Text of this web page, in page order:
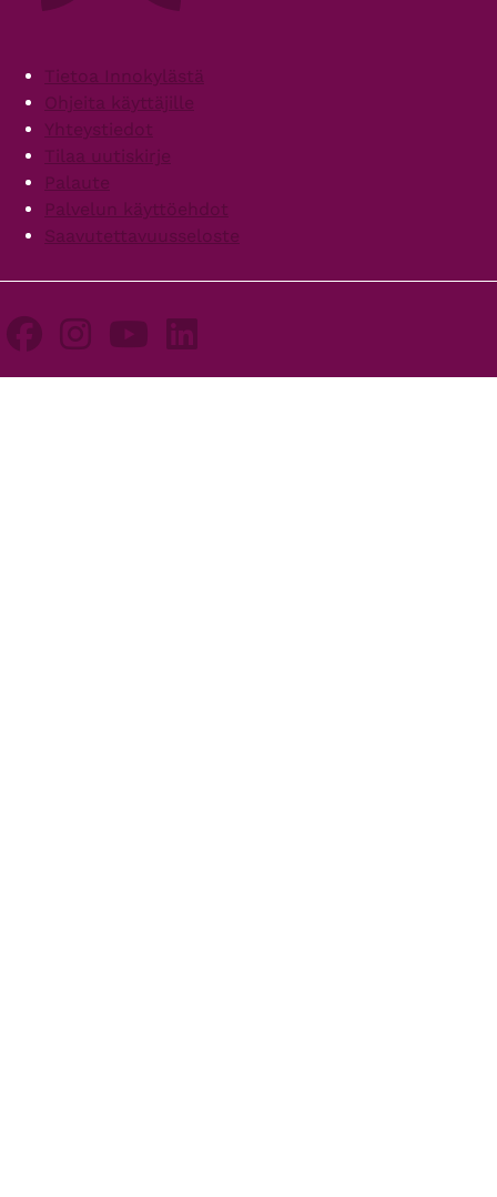
FooterTietoa Innokylästä
Ohjeita käyttäjille
Yhteystiedot
Tilaa uutiskirje
Palaute
Palvelun käyttöehdot
Saavutettavuusseloste